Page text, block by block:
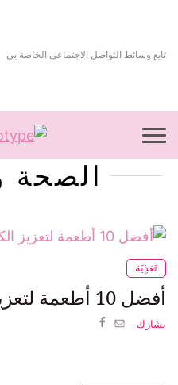
تابع وسائط التواصل الاجتماعي الخاصة بي
الصحة
تَغذِيَة
أفضل 10 أطعمة لتعزيز الكولاجين
يشارك